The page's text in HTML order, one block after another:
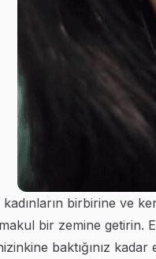
kadınların birbirine ve
bir zemine getirin.
baktığınız kadar